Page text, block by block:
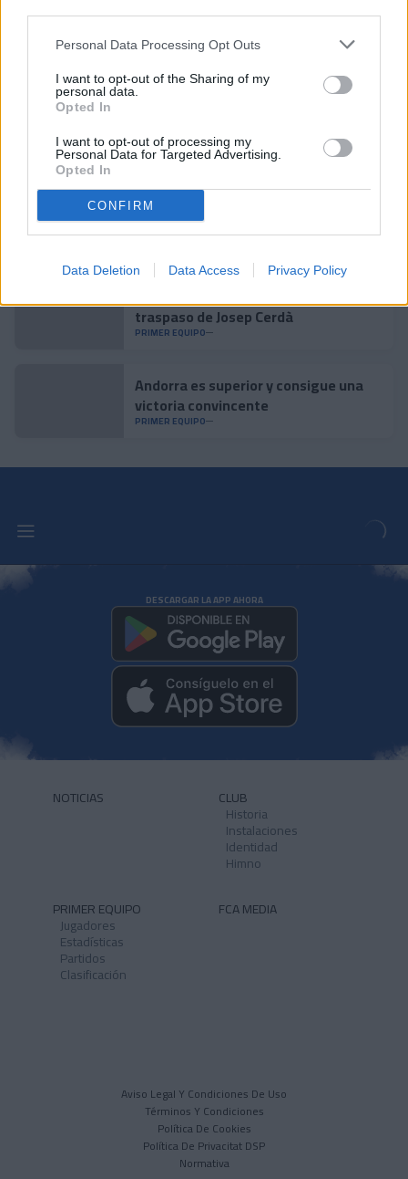
Personal Data Processing Opt Outs
I want to opt-out of the Sharing of my
personal data.
Opted In
I want to opt-out of processing my
Personal Data for Targeted Advertising.
Opted In
CONFIRM
Data Deletion Data Access Privacy Policy
#SomTricolors
pretemporada
PRIMER EQUIPO
Enes Sali, talento joven para el
ataque tricolor
Acuerdo con el Mallorca por el
traspaso de Josep Cerdà
PRIMER EQUIPO
Andorra es superior y consigue una
victoria convincente
PRIMER EQUIPO
DESCARGAR LA APP AHORA
NOTICIAS CLUB
Historia
Instalaciones
Identidad
Himno
PRIMER EQUIPO
Jugadores
Estadísticas
Partidos
Clasificación
FCA MEDIA
Aviso Legal Y Condiciones De Uso
Términos Y Condiciones
Política De Cookies
Política De Privacitat DSP
Normativa